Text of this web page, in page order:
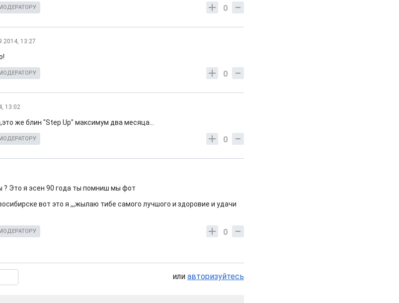
0
13:27
0
13:02
же блин "Step Up" максимум два месяца...
0
? Это я эсен 90 года ты помниш мы фот
вот это я ,,,жылаю тибе самого лучшого и здоровие и удачи
0
или авторизуйтесь